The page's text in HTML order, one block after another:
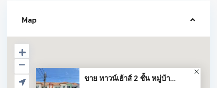
Map
ขาย ทาวน์เฮ้าส์ 2 ชั้น หมู่บ้า...